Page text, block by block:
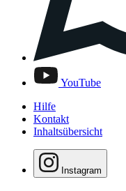
YouTube
Hilfe
Kontakt
Inhaltsübersicht
Instagram